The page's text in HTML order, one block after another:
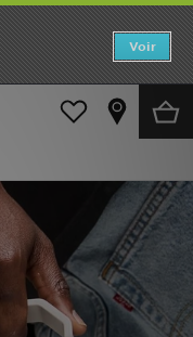
Voir
Divers